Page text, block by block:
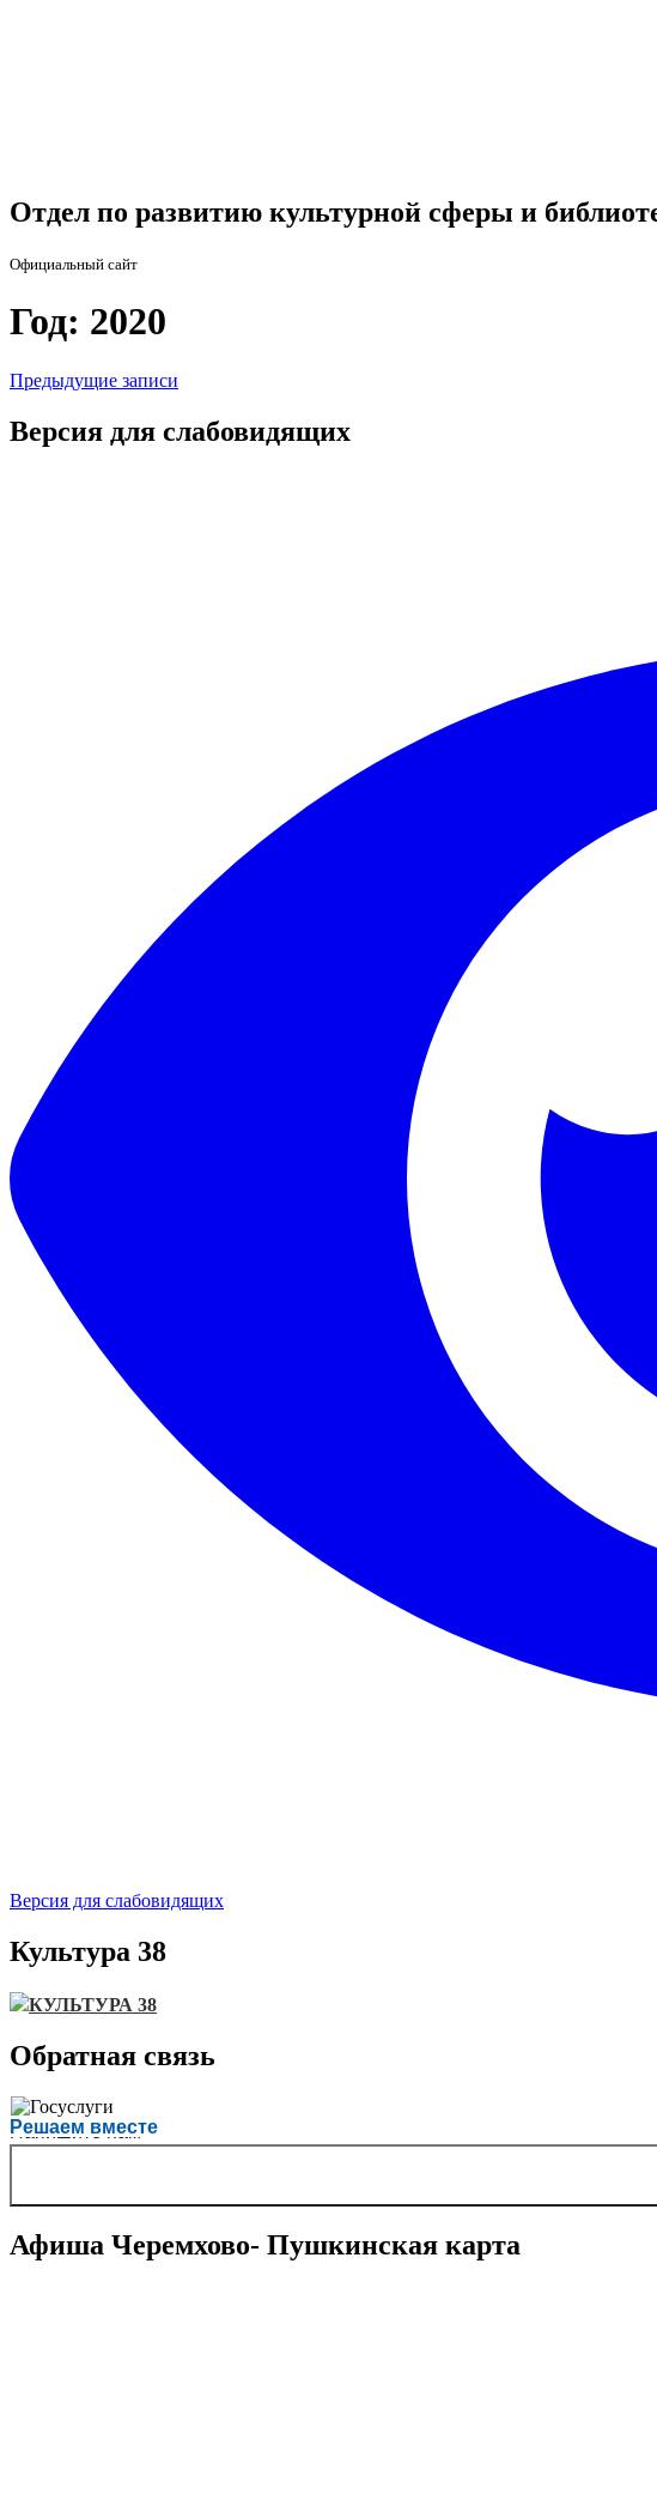
Отдел по развитию культурной сферы и
Официальный сайт
Год: 2020
Предыдущие записи
Версия для слабовидящих
Версия для слабовидящих
Культура 38
КУЛЬТУРА 38
Обратная связь
Решаем вместе
Есть вопрос?
Напишите нам
Афиша Черемхово- Пушкинская карта